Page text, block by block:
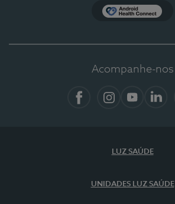
Acompanhe-nos
LUZ SAÚDE
UNIDADES LUZ SAÚDE